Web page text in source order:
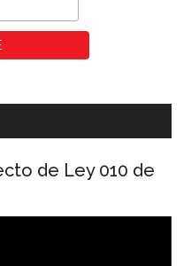
de Ley 010 de